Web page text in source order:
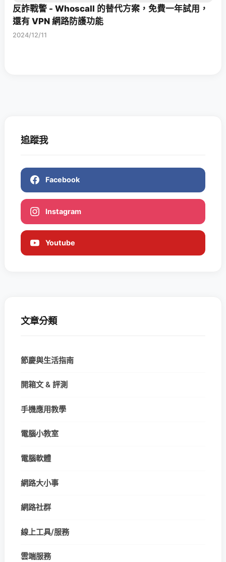
反詐戰警 - Whoscall 的替代方案，免費一年試用，
還有 VPN 網路防護功能
2024/12/11
追蹤我
Facebook
Instagram
Youtube
文章分類
節慶與生活指南
開箱文 & 評測
手機應用教學
電腦小教室
電腦軟體
網路大小事
網路社群
線上工具/服務
雲端服務